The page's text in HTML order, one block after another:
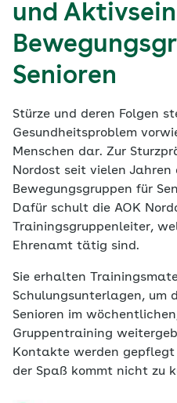
und
Senioren
Stürze und deren Folgen
Gesundheitsproblem
Menschen dar. Zur
Nordost seit vielen Jahren
Bewegungsgruppen für
Dafür schult die AOK
Trainingsgruppenleiter,
Ehrenamt tätig sind.
Sie erhalten
Schulungsunterlagen,
Senioren im
Gruppentraining
Kontakte werden gepflegt
der Spaß kommt nicht zu